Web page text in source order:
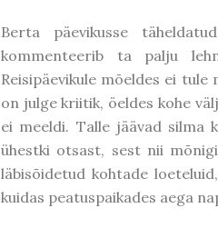
Berta päevikusse
kommenteerib ta palju
Reisipäevikule mõeldes ei
on julge kriitik, öeldes kohe
ei meeldi. Talle jäävad silma
ühestki otsast, sest nii
läbisõidetud kohtade
kuidas peatuspaikades aega